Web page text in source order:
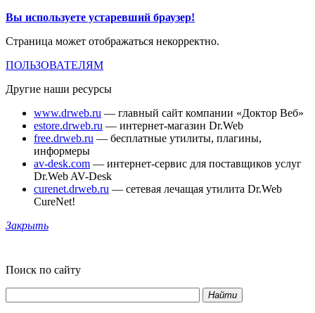
Вы используете устаревший браузер!
Страница может отображаться некорректно.
ПОЛЬЗОВАТЕЛЯМ
Другие наши ресурсы
www.drweb.ru — главный сайт компании «Доктор Веб»
estore.drweb.ru — интернет-магазин Dr.Web
free.drweb.ru — бесплатные утилиты, плагины,
информеры
av-desk.com — интернет-сервис для поставщиков услуг
Dr.Web AV-Desk
curenet.drweb.ru — сетевая лечащая утилита Dr.Web
CureNet!
Закрыть
Поиск по сайту
Найти